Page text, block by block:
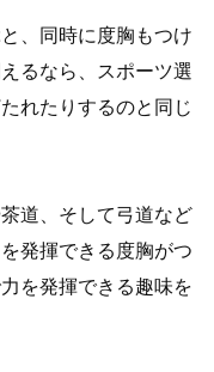
、同時に度胸もつけ
るなら、スポーツ選
れたりするのと同じ
道、そして弓道など
発揮できる度胸がつ
を発揮できる趣味を